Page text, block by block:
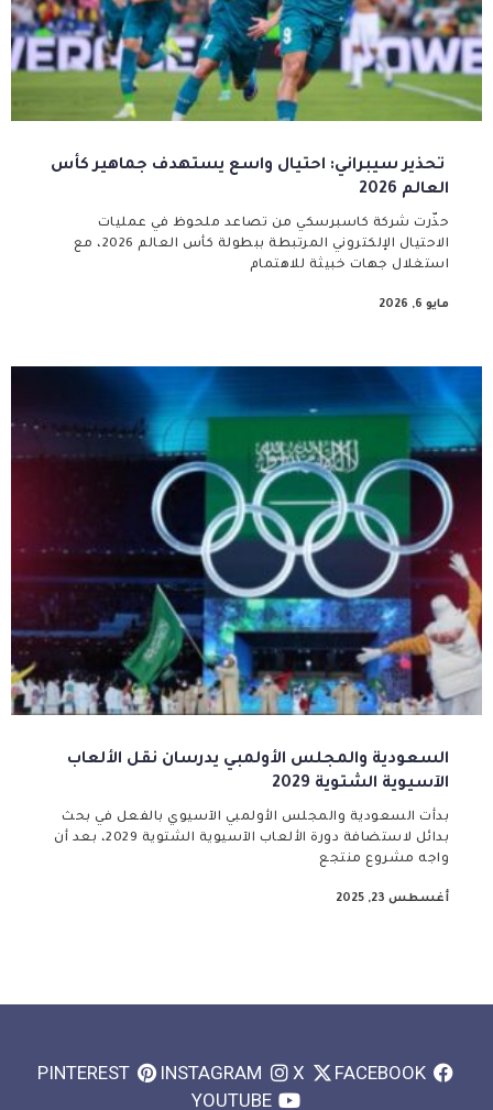
تحذير سيبراني: احتيال واسع يستهدف جماهير كأس
العالم 2026
حذّرت شركة كاسبرسكي من تصاعد ملحوظ في عمليات
الاحتيال الإلكتروني المرتبطة ببطولة كأس العالم 2026، مع
استغلال جهات خبيثة للاهتمام
مايو 6, 2026
السعودية والمجلس الأولمبي يدرسان نقل الألعاب
الآسيوية الشتوية 2029
بدأت السعودية والمجلس الأولمبي الآسيوي بالفعل في بحث
بدائل لاستضافة دورة الألعاب الآسيوية الشتوية 2029، بعد أن
واجه مشروع منتجع
أغسطس 23, 2025
FACEBOOK
X
INSTAGRAM
PINTEREST
YOUTUBE